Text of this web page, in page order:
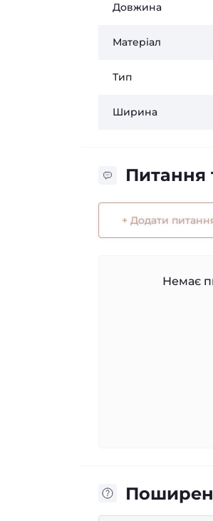
Довжина
Матеріал
Тип
Ширина
Питання
+ Додати
Немає